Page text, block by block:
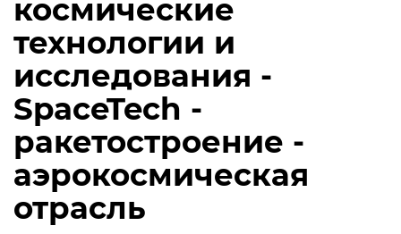
космические
технологии и
исследования -
SpaceTech -
ракетостроение -
аэрокосмическая
отрасль